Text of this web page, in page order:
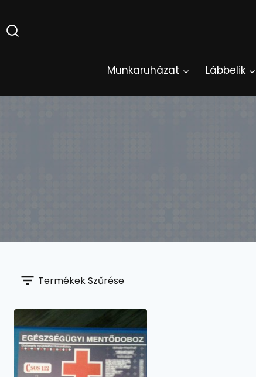
to
content
Munkaruházat Lábbelik
Termékek Szűrése